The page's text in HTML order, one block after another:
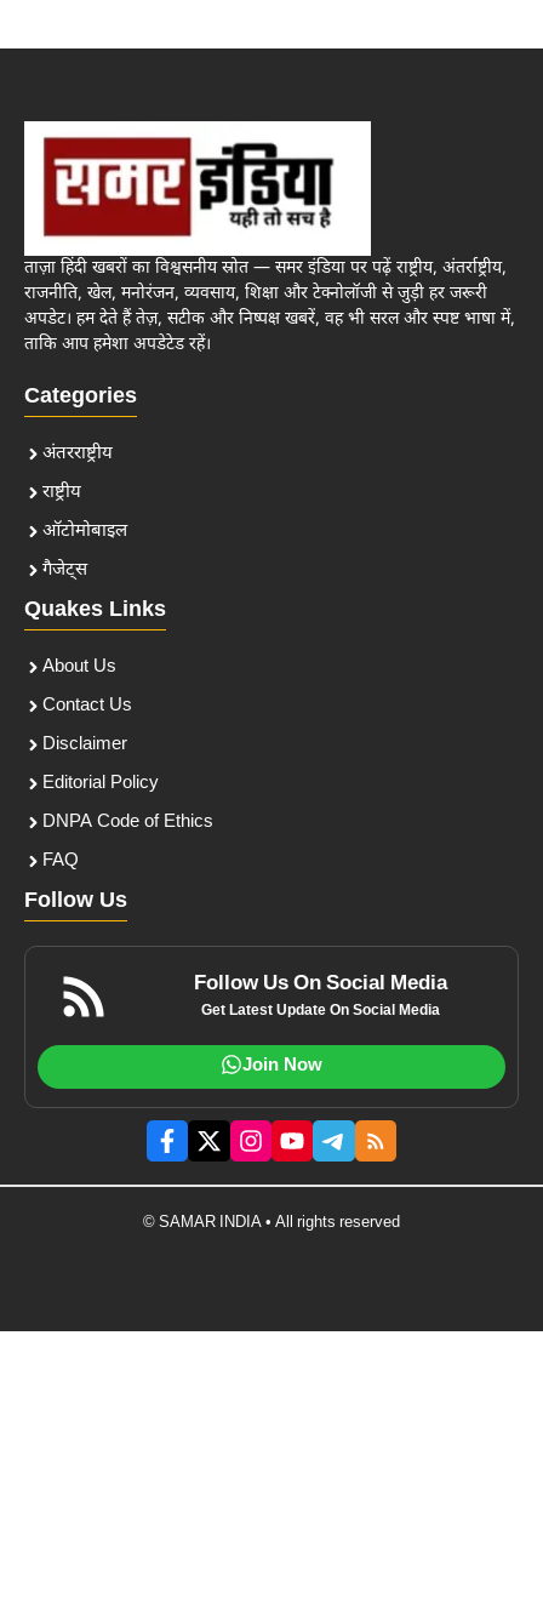
ताज़ा हिंदी खबरों का विश्वसनीय स्रोत — समर इंडिया पर पढ़ें राष्ट्रीय, अंतर्राष्ट्रीय,
राजनीति, खेल, मनोरंजन, व्यवसाय, शिक्षा और टेक्नोलॉजी से जुड़ी हर जरूरी
अपडेट। हम देते हैं तेज़, सटीक और निष्पक्ष खबरें, वह भी सरल और स्पष्ट भाषा में,
ताकि आप हमेशा अपडेटेड रहें।
Categories
अंतरराष्ट्रीय
राष्ट्रीय
ऑटोमोबाइल
गैजेट्स
Quakes Links
About Us
Contact Us
Disclaimer
Editorial Policy
DNPA Code of Ethics
FAQ
Follow Us
Follow Us On Social Media
Get Latest Update On Social Media
Join Now
© SAMAR INDIA • All rights reserved